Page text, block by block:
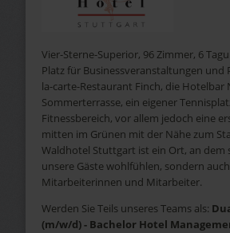
Vier-Sterne-Superior, 96 Zimmer, 6
Platz für Businessveranstaltungen und
la-carte-Restaurant Finch, die Hotelbar
Sommerterrasse, ein eigener
Fitnessbereich, vor allem jedoch eine
mitten im Grünen mit der Nähe zum
Waldhotel Stuttgart ist ein Ort, an dem
unsere Gäste wohlfühlen, sondern
Mitarbeiterinnen und Mitarbeiter.
Werden Sie Teils unseres Teams als:
(m/w/d) - Bachelor Hotel